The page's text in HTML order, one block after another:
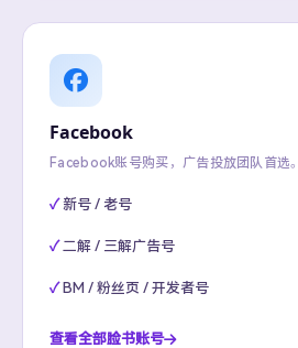
Facebook
Facebook账号购买，广告投放团队首选。
新号 / 老号
二解 / 三解广告号
BM / 粉丝页 / 开发者号
查看全部脸书账号